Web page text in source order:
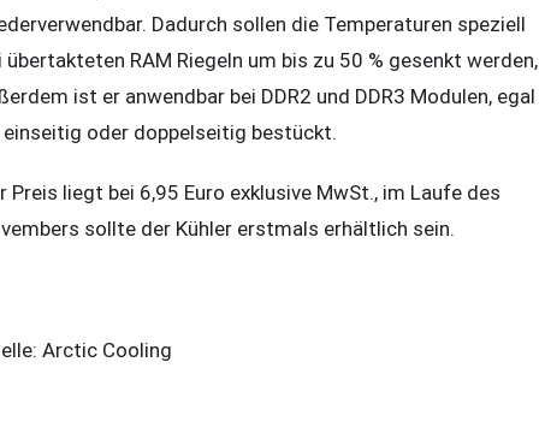
Dadurch sollen die Temperaturen speziell
übertakteten RAM Riegeln um bis zu 50 % gesenkt werden,
ist er anwendbar bei DDR2 und DDR3 Modulen, egal
einseitig oder doppelseitig bestückt.
Preis liegt bei 6,95 Euro exklusive MwSt., im Laufe des
sollte der Kühler erstmals erhältlich sein.
Arctic Cooling